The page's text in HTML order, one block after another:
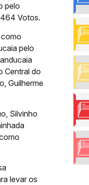
pelo
Votos.
pelo
Central do
Guilherme
Silvinho
levar os